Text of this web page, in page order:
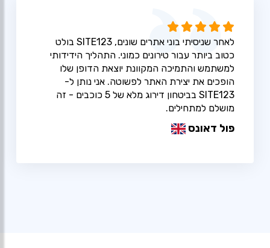
לאחר שניסיתי בוני אתרים שונים, SITE123 בולט
כטוב ביותר עבור טירונים כמוני. התהליך הידידותי
למשתמש והתמיכה המקוונת יוצאת הדופן שלו
הופכים את יצירת האתר לפשוטה. אני נותן ל-
SITE123 בביטחון דירוג מלא של 5 כוכבים - זה
מושלם למתחילים.
פול דאונס